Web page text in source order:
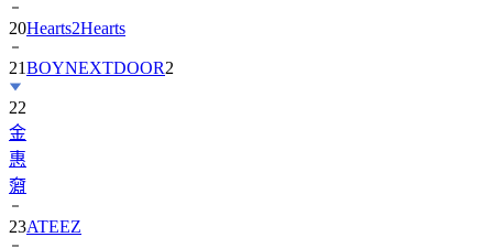
21BOYNEXTDOOR
22
金
惠
奫
23
24BABYMONSTER